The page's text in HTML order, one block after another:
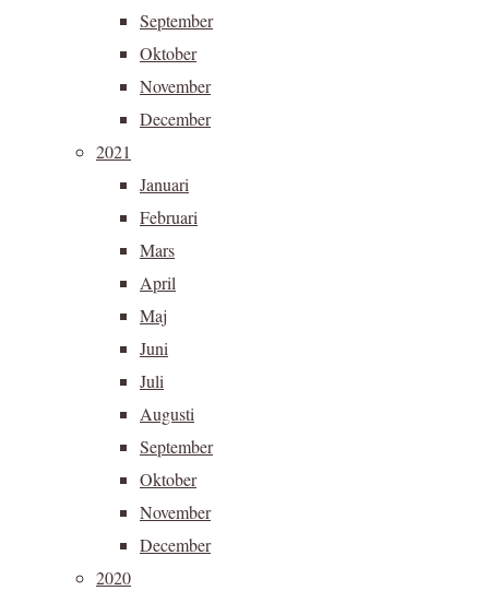
September
Oktober
November
December
2021
Januari
Februari
Mars
April
Maj
Juni
Juli
Augusti
September
Oktober
November
December
2020